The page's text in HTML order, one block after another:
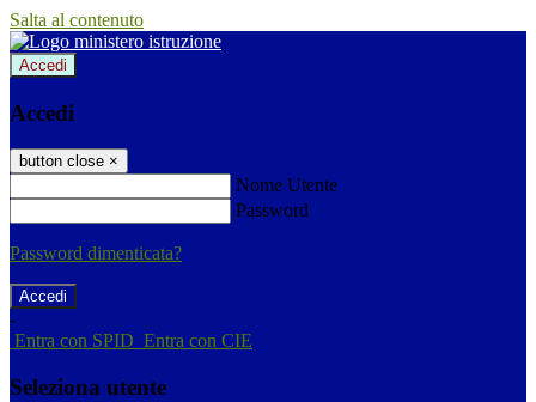
Salta al contenuto
Accedi
Accedi
button close ×
Nome Utente
Password
Password dimenticata?
-
Entra con SPID Entra con CIE
Seleziona utente